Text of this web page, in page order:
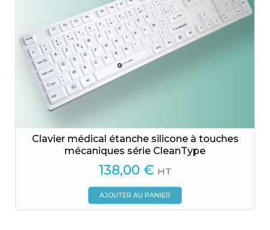
Clavier médical étanche silicone à touches
mécaniques série CleanType
138,00 € HT
AJOUTER AU PANIER